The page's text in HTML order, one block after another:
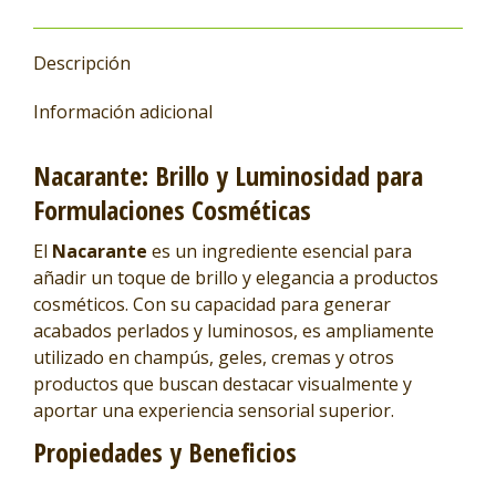
Descripción
Información adicional
Nacarante: Brillo y Luminosidad para
Formulaciones Cosméticas
El Nacarante es un ingrediente esencial para
añadir un toque de brillo y elegancia a productos
cosméticos. Con su capacidad para generar
acabados perlados y luminosos, es ampliamente
utilizado en champús, geles, cremas y otros
productos que buscan destacar visualmente y
aportar una experiencia sensorial superior.
Propiedades y Beneficios